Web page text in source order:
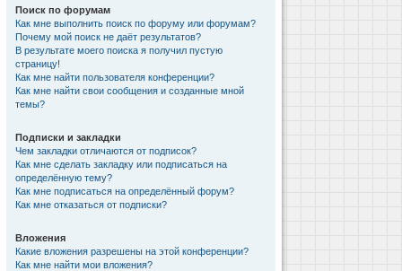
Поиск по форумам
Как мне выполнить поиск по форуму или форумам?
Почему мой поиск не даёт результатов?
В результате моего поиска я получил пустую
страницу!
Как мне найти пользователя конференции?
Как мне найти свои сообщения и созданные мной
темы?
Подписки и закладки
Чем закладки отличаются от подписок?
Как мне сделать закладку или подписаться на
определённую тему?
Как мне подписаться на определённый форум?
Как мне отказаться от подписки?
Вложения
Какие вложения разрешены на этой конференции?
Как мне найти мои вложения?